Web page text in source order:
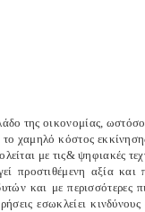
της οικονομίας,
χαμηλό κόστος
με τις& ψηφιακές
προστιθέμενη αξία
και με περισσότερες
εσωκλείει